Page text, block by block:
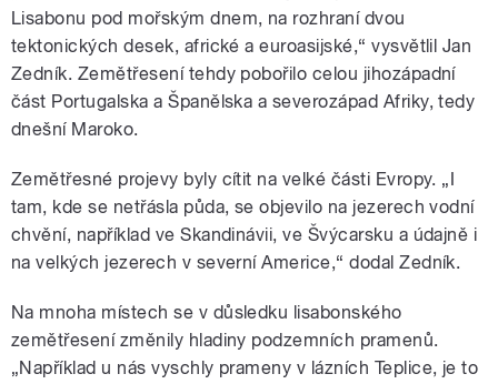
Lisabonu pod mořským dnem, na rozhraní dvou
tektonických desek, africké a euroasijské,“ vysvětlil Jan
Zedník. Zemětřesení tehdy pobořilo celou jihozápadní
část Portugalska a Španělska a severozápad Afriky, tedy
dnešní Maroko.
Zemětřesné projevy byly cítit na velké části Evropy. „I
tam, kde se netřásla půda, se objevilo na jezerech vodní
chvění, například ve Skandinávii, ve Švýcarsku a údajně i
na velkých jezerech v severní Americe,“ dodal Zedník.
Na mnoha místech se v důsledku lisabonského
zemětřesení změnily hladiny podzemních pramenů.
„Například u nás vyschly prameny v lázních Teplice, je to